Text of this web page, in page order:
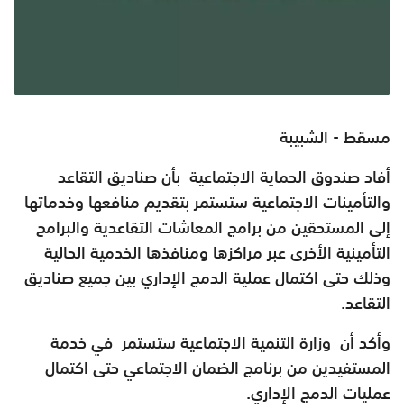
مسقط - الشبيبة
أفاد صندوق الحماية الاجتماعية بأن صناديق التقاعد
والتأمينات الاجتماعية ستستمر بتقديم منافعها وخدماتها
إلى المستحقين من برامج المعاشات التقاعدية والبرامج
التأمينية الأخرى عبر مراكزها ومنافذها الخدمية الحالية
وذلك حتى اكتمال عملية الدمج الإداري بين جميع صناديق
التقاعد.
وأكد أن وزارة التنمية الاجتماعية ستستمر في خدمة
المستفيدين من برنامج الضمان الاجتماعي حتى اكتمال
عمليات الدمج الإداري.